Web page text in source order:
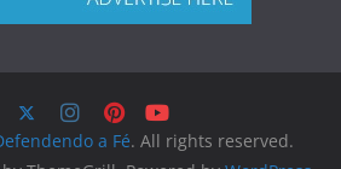
a Fé. All rights reserved.